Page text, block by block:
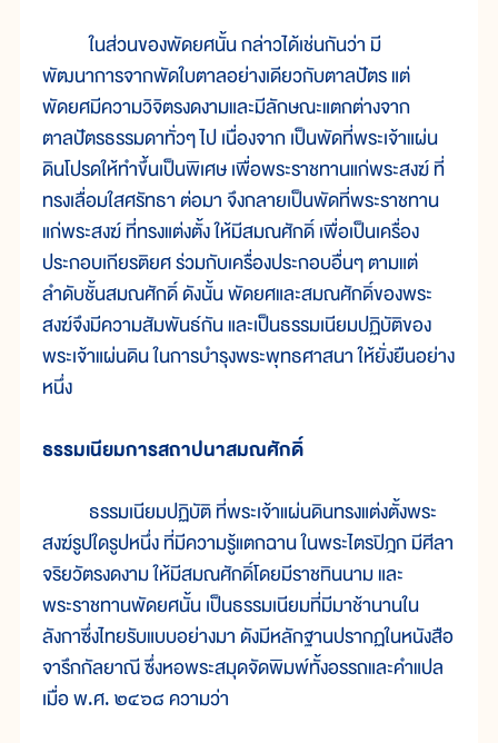
ในส่วนของพัดยศนั้น กล่าวได้เช่นกันว่า มี
พัฒนาการจากพัดใบตาลอย่างเดียวกับตาลปัตร แต่
พัดยศมีความวิจิตรงดงามและมีลักษณะแตกต่างจาก
ตาลปัตรธรรมดาทั่วๆ ไป เนื่องจาก เป็นพัดที่พระเจ้าแผ่น
ดินโปรดให้ทำขึ้นเป็นพิเศษ เพื่อพระราชทานแก่พระสงฆ์ ที่
ทรงเลื่อมใสศรัทธา ต่อมา จึงกลายเป็นพัดที่พระราชทาน
แก่พระสงฆ์ ที่ทรงแต่งตั้ง ให้มีสมณศักดิ์ เพื่อเป็นเครื่อง
ประกอบเกียรติยศ ร่วมกับเครื่องประกอบอื่นๆ ตามแต่
ลำดับชั้นสมณศักดิ์ ดังนั้น พัดยศและสมณศักดิ์ของพระ
สงฆ์จึงมีความสัมพันธ์กัน และเป็นธรรมเนียมปฏิบัติของ
พระเจ้าแผ่นดิน ในการบำรุงพระพุทธศาสนา ให้ยั่งยืนอย่าง
หนึ่ง
ธรรมเนียมการสถาปนาสมณศักดิ์
ธรรมเนียมปฏิบัติ ที่พระเจ้าแผ่นดินทรงแต่งตั้งพระ
สงฆ์รูปใดรูปหนึ่ง ที่มีความรู้แตกฉาน ในพระไตรปิฎก มีศีลา
จริยวัตรงดงาม ให้มีสมณศักดิ์โดยมีราชทินนาม และ
พระราชทานพัดยศนั้น เป็นธรรมเนียมที่มีมาช้านานใน
ลังกาซึ่งไทยรับแบบอย่างมา ดังมีหลักฐานปรากฏในหนังสือ
จารึกกัลยาณี ซึ่งหอพระสมุดจัดพิมพ์ทั้งอรรถและคำแปล
เมื่อ พ.ศ. ๒๔๖๘ ความว่า